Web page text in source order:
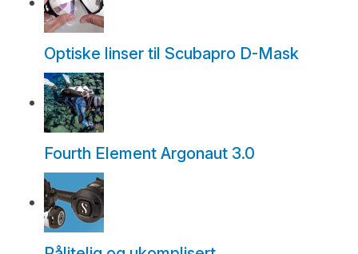
Optiske linser til Scubapro D-Mask
Fourth Element Argonaut 3.0